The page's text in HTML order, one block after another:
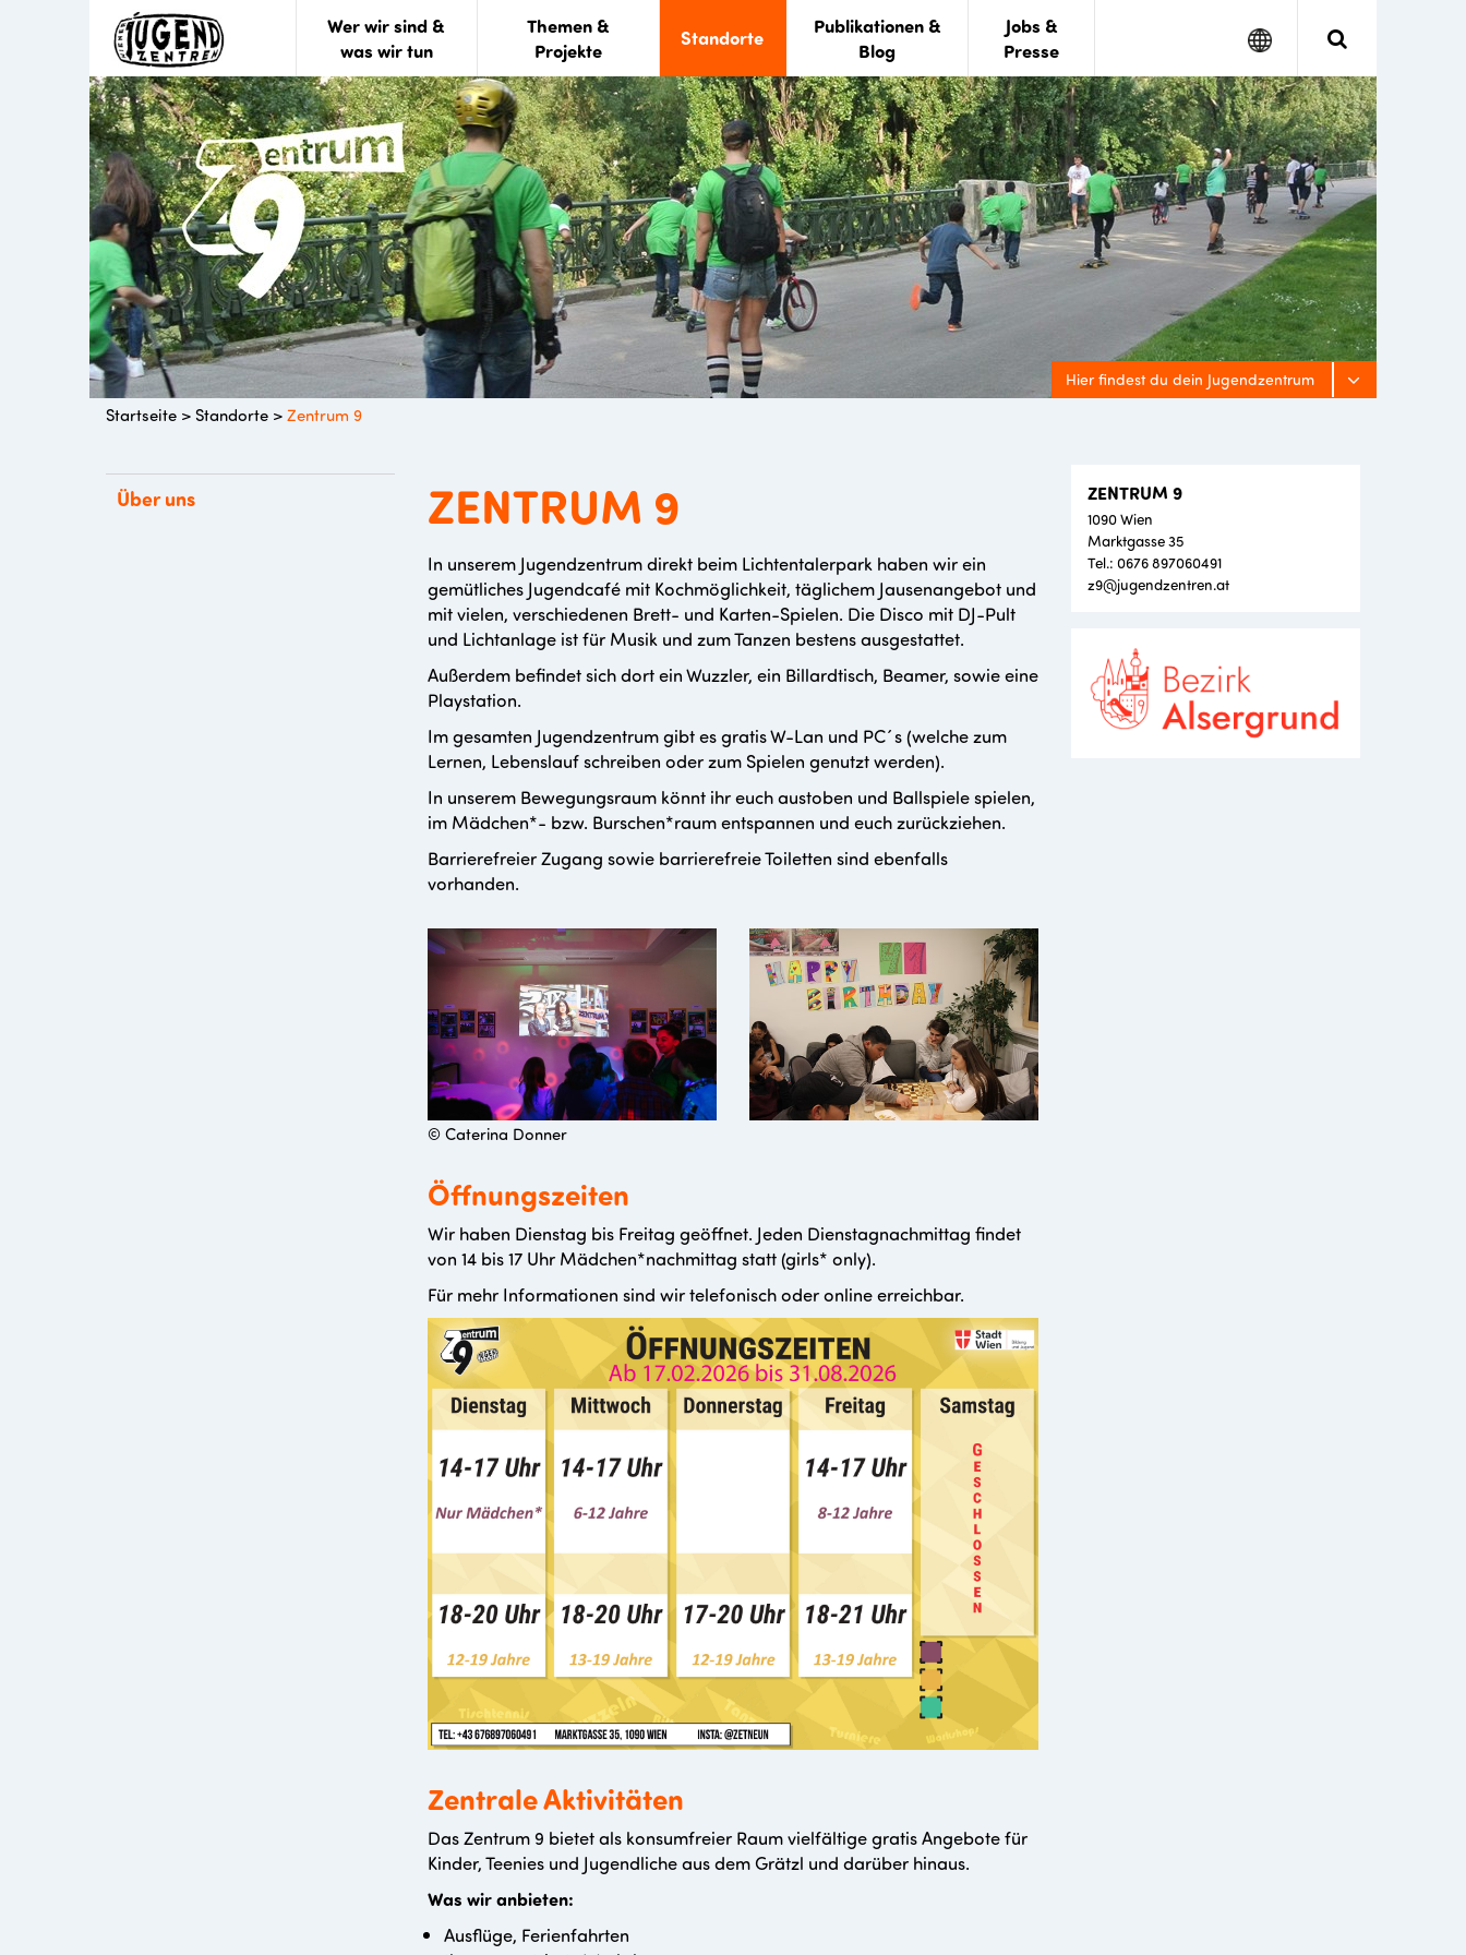
Wer wir sind &
was wir tun
Themen &
Projekte
Standorte
Publikationen &
Blog
Jobs &
Presse
Search
Google
Hier findest du dein Jugendzentrum
Startseite > Standorte > Zentrum 9
Über uns ZENTRUM 9
In unserem Jugendzentrum direkt beim Lichtentalerpark haben wir ein
gemütliches Jugendcafé mit Kochmöglichkeit, täglichem Jausenangebot und
mit vielen, verschiedenen Brett- und Karten-Spielen. Die Disco mit DJ-Pult
und Lichtanlage ist für Musik und zum Tanzen bestens ausgestattet.
Außerdem befindet sich dort ein Wuzzler, ein Billardtisch, Beamer, sowie eine
Playstation.
Im gesamten Jugendzentrum gibt es gratis W-Lan und PC´s (welche zum
Lernen, Lebenslauf schreiben oder zum Spielen genutzt werden).
In unserem Bewegungsraum könnt ihr euch austoben und Ballspiele spielen,
im Mädchen*- bzw. Burschen*raum entspannen und euch zurückziehen.
Barrierefreier Zugang sowie barrierefreie Toiletten sind ebenfalls
vorhanden.
© Caterina Donner
Öffnungszeiten
Wir haben Dienstag bis Freitag geöffnet. Jeden Dienstagnachmittag findet
von 14 bis 17 Uhr Mädchen*nachmittag statt (girls* only).
Für mehr Informationen sind wir telefonisch oder online erreichbar.
Zentrale Aktivitäten
Das Zentrum 9 bietet als konsumfreier Raum vielfältige gratis Angebote für
Kinder, Teenies und Jugendliche aus dem Grätzl und darüber hinaus.
Was wir anbieten:
Ausflüge, Ferienfahrten
ZENTRUM 9
1090 Wien
Marktgasse 35
Tel.: 0676 897060491
z9@jugendzentren.at